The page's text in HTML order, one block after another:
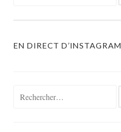
EN DIRECT D’INSTAGRAM